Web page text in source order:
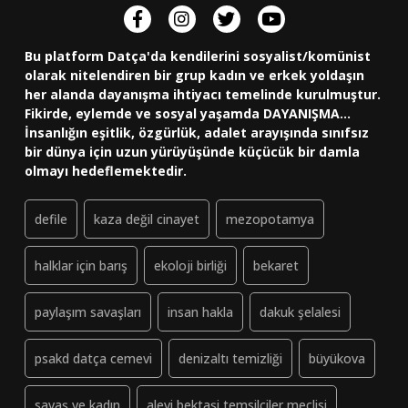
Bu platform Datça'da kendilerini sosyalist/komünist
olarak nitelendiren bir grup kadın ve erkek yoldaşın
her alanda dayanışma ihtiyacı temelinde kurulmuştur.
Fikirde, eylemde ve sosyal yaşamda DAYANIŞMA...
İnsanlığın eşitlik, özgürlük, adalet arayışında sınıfsız
bir dünya için uzun yürüyüşünde küçücük bir damla
olmayı hedeflemektedir.
defile kaza değil cinayet mezopotamya
halklar için barış ekoloji birliği bekaret
paylaşım savaşları insan hakla dakuk şelalesi
psakd datça cemevi denizaltı temizliği büyükova